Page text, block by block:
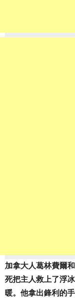
加拿大人葛林費爾
死把主人救上了浮
暖。他拿出鋒利的